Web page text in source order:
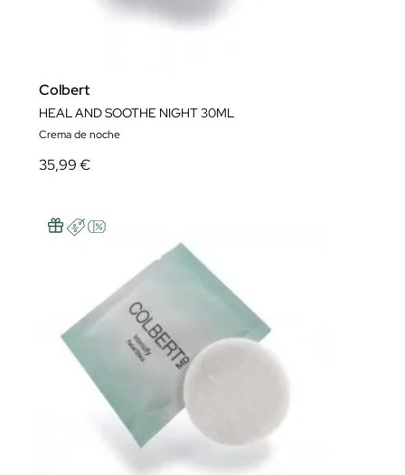
Colbert
HEAL AND SOOTHE NIGHT 30ML
Crema de noche
35,99 €